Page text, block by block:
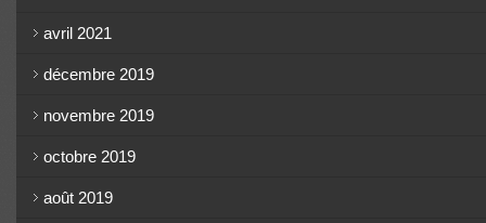
avril 2021
décembre 2019
novembre 2019
octobre 2019
août 2019